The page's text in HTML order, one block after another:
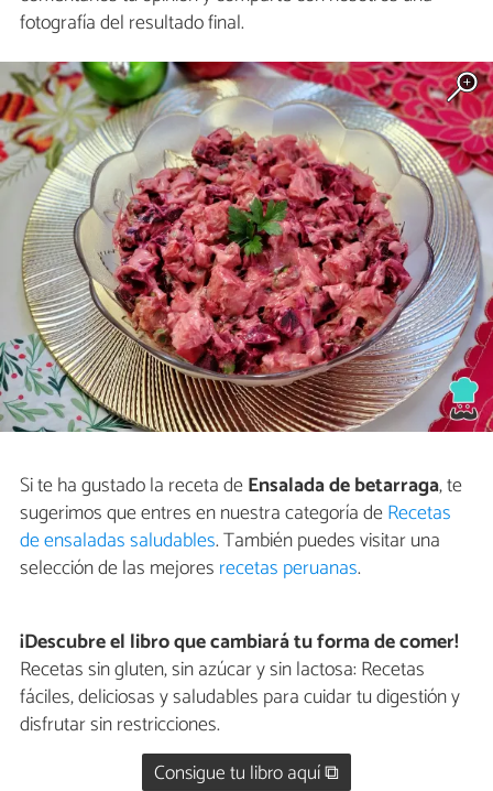
fotografía del resultado final.
Si te ha gustado la receta deEnsalada de betarraga, te
sugerimos que entres en nuestra categoría deRecetas
de ensaladas saludables. También puedes visitar una
selección de las mejores recetas peruanas.
¡Descubre el libro que cambiará tu forma de comer!
Recetas sin gluten, sin azúcar y sin lactosa: Recetas
fáciles, deliciosas y saludables para cuidar tu digestión y
disfrutar sin restricciones.
Consigue tu libro aquí ⧉